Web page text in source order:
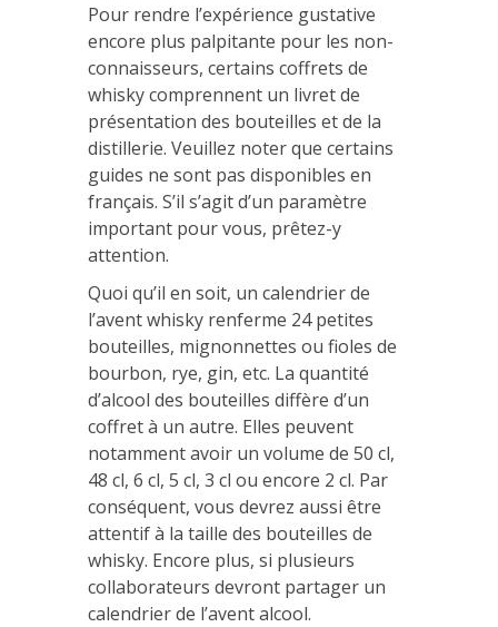
Pour rendre l’expérience gustative
encore plus palpitante pour les non-
connaisseurs, certains coffrets de
whisky comprennent un livret de
présentation des bouteilles et de la
distillerie. Veuillez noter que certains
guides ne sont pas disponibles en
français. S’il s’agit d’un paramètre
important pour vous, prêtez-y
attention.
Quoi qu’il en soit, un calendrier de
l’avent whisky renferme 24 petites
bouteilles, mignonnettes ou fioles de
bourbon, rye, gin, etc. La quantité
d’alcool des bouteilles diffère d’un
coffret à un autre. Elles peuvent
notamment avoir un volume de 50 cl,
48 cl, 6 cl, 5 cl, 3 cl ou encore 2 cl. Par
conséquent, vous devrez aussi être
attentif à la taille des bouteilles de
whisky. Encore plus, si plusieurs
collaborateurs devront partager un
calendrier de l’avent alcool.